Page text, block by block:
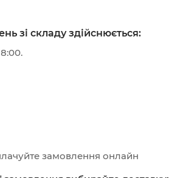
зі складу здійснюється:
замовлення онлайн